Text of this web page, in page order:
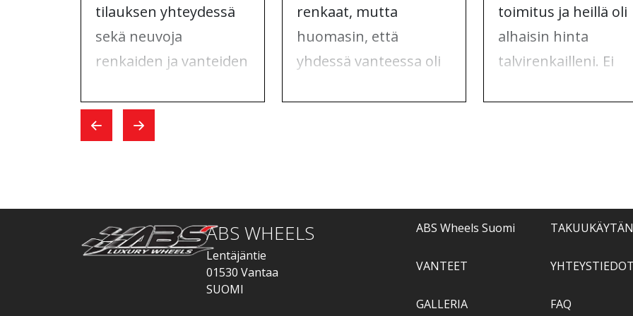
tilauksen yhteydessä
sekä neuvoja
renkaiden ja vanteiden
Vaihtopäivänä kaikki
sujui nopeasti.
renkaat, mutta
huomasin, että
yhdessä vanteessa oli
toimitus ja heillä oli
alhaisin hinta
talvirenkailleni. Ei
ABS WHEELS
Lentäjäntie
01530 Vantaa
SUOMI
ABS Wheels Suomi
VANTEET
GALLERIA
YHTEYSTIEDOT
FAQ